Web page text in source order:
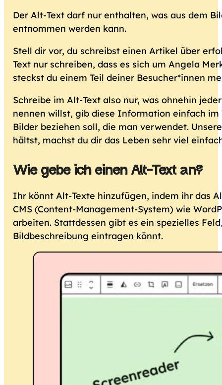
Der Alt-Text darf nur enthalten, was aus dem
entnommen werden kann.
Stell dir vor, du schreibst einen Artikel über
Text nur schreiben, dass es sich um Angela
steckst du einem Teil deiner Besucher*innen
Schreibe im Alt-Text also nur, was ohnehin
nennen willst, gib diese Information einfach im
Bilder beziehen soll, die man verwendet.
hältst, machst du dir das Leben sehr viel
Wie gebe ich einen Alt-Text an?
Ihr könnt Alt-Texte hinzufügen, indem ihr das
CMS (Content-Management-System) wie
arbeiten. Stattdessen gibt es ein spezielles
Bildbeschreibung eintragen könnt.